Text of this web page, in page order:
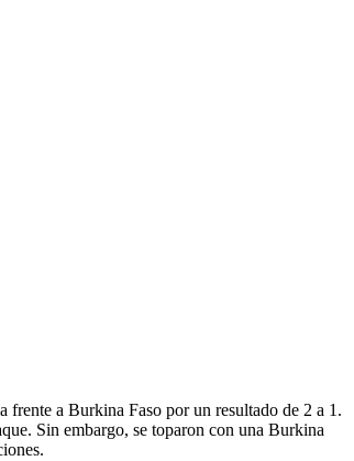
a Burkina Faso por un resultado de 2 a 1.
Sin embargo, se toparon con una Burkina